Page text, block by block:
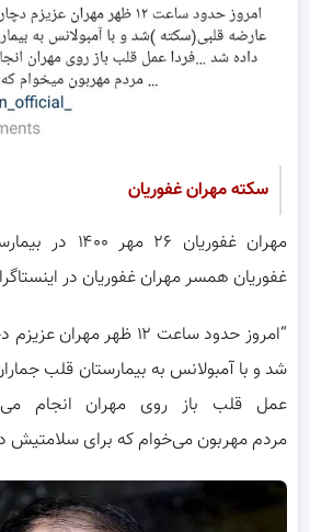
سکته مهران غفوریان
مهران غفوریان
غفوریان همسر مهران غفوریان در
“امروز حدود ساعت ۱۲ ظهر
شد و با آمبولانس به بیمارستان قلب
عمل قلب باز روی مهران انجام
مردم مهربون می‌خوام که برای سلامتیش